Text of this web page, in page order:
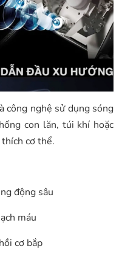
công nghệ sử dụng sóng
con lăn, túi khí hoặc
cơ thể.
động sâu
máu
cơ bắp